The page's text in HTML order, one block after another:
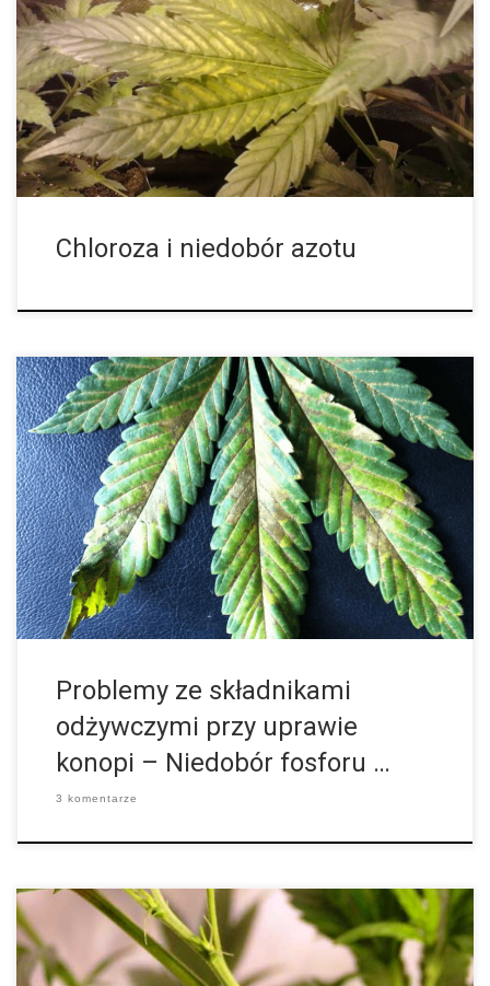
Albo inaczej po prostu żółknięcie liści. SYMPTOMY: Rośliny
pokazują różne symptomy na liściach i we wzroście. Żółte liście i
wolny wzrost, prawie stagnacyjny. Dolne liście jako pierwsze
stają się żółte […]
Chloroza i niedobór azotu
SYMPTOMY: Cała roślina rodzi małe liście, rośnie relatywnie
mała i ma zmieniony kolor łodyg na czerwone / fioletowe i na
żyłach głownych widoczne są małe paseczki. Kolor liści
pozostaje zielony […]
Problemy ze składnikami
odżywczymi przy uprawie
konopi – Niedobór fosforu …
3 komentarze